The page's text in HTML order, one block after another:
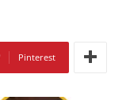
Pinterest